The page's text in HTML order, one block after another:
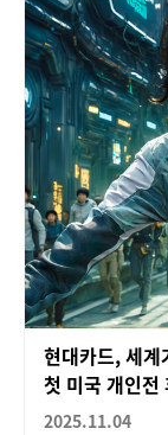
현대카드, 세계
첫 미국 개인전
2025.11.04